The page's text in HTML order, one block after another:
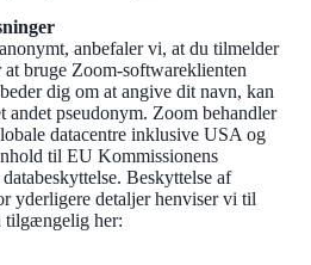
anbefaler vi, at du tilmelder
bruge Zoom-softwareklienten
dig om at angive dit navn, kan
pseudonym. Zoom behandler
datacentre inklusive USA og
til EU Kommissionens
Beskyttelse af
yderligere detaljer henviser vi til
tilgængelig her: